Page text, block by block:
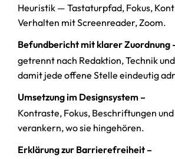
Heuristik — Tastaturpfad, Fokus,
Verhalten mit Screenreader, Zoom.
Befundbericht mit klarer Zuordnung
getrennt nach Redaktion, Technik
damit jede offene Stelle eindeutig
Umsetzung im Designsystem –
Kontraste, Fokus, Beschriftungen
verankern, wo sie hingehören.
Erklärung zur Barrierefreiheit –